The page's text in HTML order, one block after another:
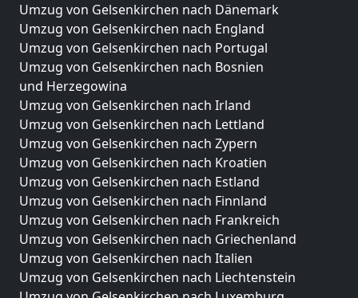
Umzug von Gelsenkirchen nach Dänemark
Umzug von Gelsenkirchen nach England
Umzug von Gelsenkirchen nach Portugal
Umzug von Gelsenkirchen nach Bosnien
und Herzegowina
Umzug von Gelsenkirchen nach Irland
Umzug von Gelsenkirchen nach Lettland
Umzug von Gelsenkirchen nach Zypern
Umzug von Gelsenkirchen nach Kroatien
Umzug von Gelsenkirchen nach Estland
Umzug von Gelsenkirchen nach Finnland
Umzug von Gelsenkirchen nach Frankreich
Umzug von Gelsenkirchen nach Griechenland
Umzug von Gelsenkirchen nach Italien
Umzug von Gelsenkirchen nach Liechtenstein